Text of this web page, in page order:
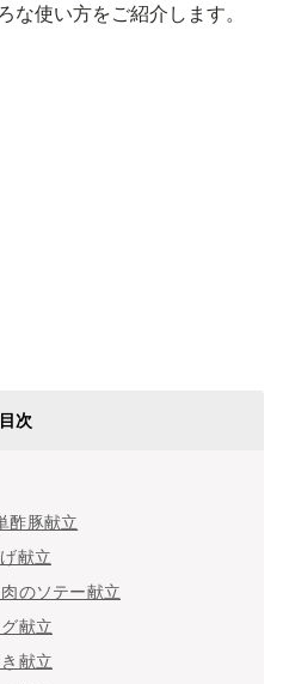
な使い方をご紹介します。
目次
酢豚献立
献立
のソテー献立
献立
献立